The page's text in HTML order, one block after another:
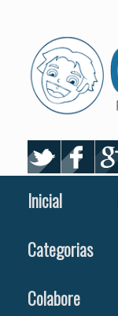
Inicial
Categorias
Colabore